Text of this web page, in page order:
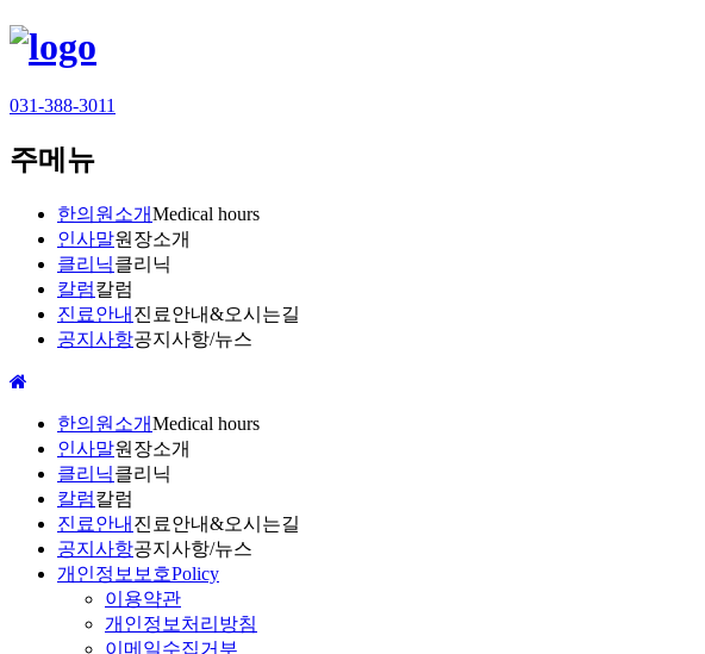
031-388-3011
주메뉴
한의원소개Medical hours
인사말원장소개
클리닉클리닉
칼럼칼럼
진료안내 진료안내&오시는길
공지사항공지사항/뉴스
한의원소개Medical hours
인사말원장소개
클리닉클리닉
칼럼칼럼
진료안내 진료안내&오시는길
공지사항공지사항/뉴스
개인정보보호Policy
이용약관
개인정보처리방침
이메일수집거부